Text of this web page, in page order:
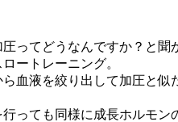
ってどうなんですか？と聞
ートレーニング。
血液を絞り出して加圧と
っても同様に成長ホルモン